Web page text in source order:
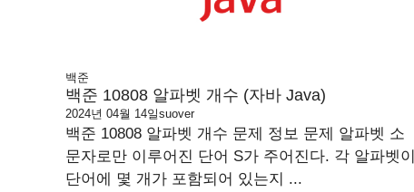
백준
백준 10808 알파벳 개수 (자바 Java)
2024년 04월 14일suover
백준 10808 알파벳 개수 문제 정보 문제 알파벳 소
문자로만 이루어진 단어 S가 주어진다. 각 알파벳이
단어에 몇 개가 포함되어 있는지 ...